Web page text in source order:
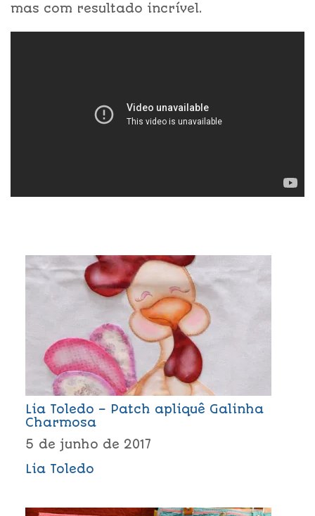
mas com resultado incrível.
Lia Toledo – Patch apliquê Galinha
Charmosa
5 de junho de 2017
Lia Toledo